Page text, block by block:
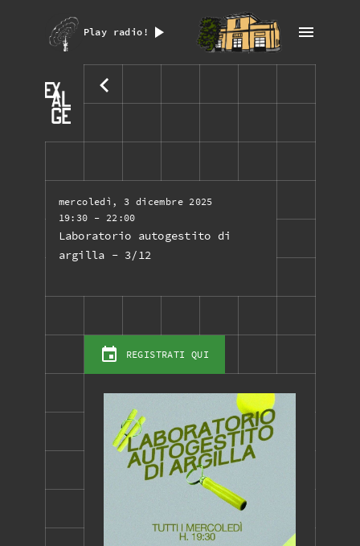
Play radio!
mercoledì, 3 dicembre 2025
19:30 - 22:00
Laboratorio autogestito di
argilla - 3/12
REGISTRATI QUI